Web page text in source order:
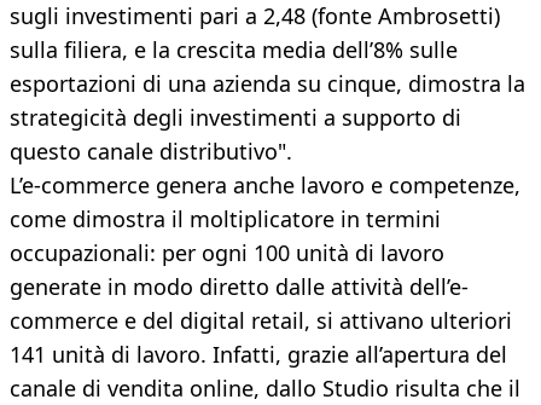
sugli investimenti pari a 2,48 (fonte Ambrosetti)
sulla filiera, e la crescita media dell’8% sulle
esportazioni di una azienda su cinque, dimostra la
strategicità degli investimenti a supporto di
questo canale distributivo".
L’e-commerce genera anche lavoro e competenze,
come dimostra il moltiplicatore in termini
occupazionali: per ogni 100 unità di lavoro
generate in modo diretto dalle attività dell’e-
commerce e del digital retail, si attivano ulteriori
141 unità di lavoro. Infatti, grazie all’apertura del
canale di vendita online, dallo Studio risulta che il